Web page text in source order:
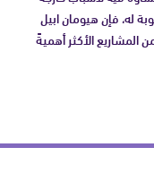
له، فإن هيومان ابيل
الأكثر أهميةً